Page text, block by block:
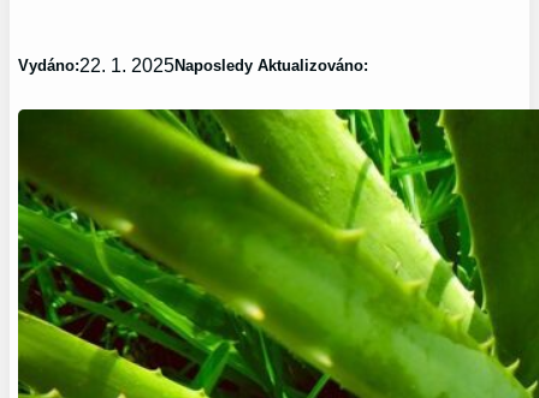
Vydáno:22. 1. 2025Naposledy Aktualizováno: